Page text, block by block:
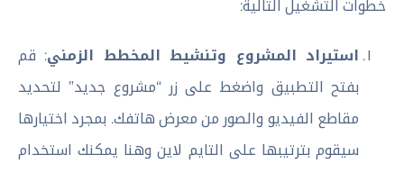
خطوات التشغيل التالية:
استيراد المشروع وتنشيط المخطط الزمني: قم
بفتح التطبيق واضغط على زر “مشروع جديد” لتحديد
مقاطع الفيديو والصور من معرض هاتفك. بمجرد اختيارها
سيقوم بترتيبها على التايم لاين وهنا يمكنك استخدام